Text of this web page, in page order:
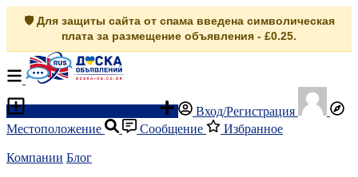
🛡️ Для защиты сайта от спама введена символическая
плата за размещение объявления - £0.25.
Вход/Регистрация
Местоположение
Сообщение Избранное
Компании Блог